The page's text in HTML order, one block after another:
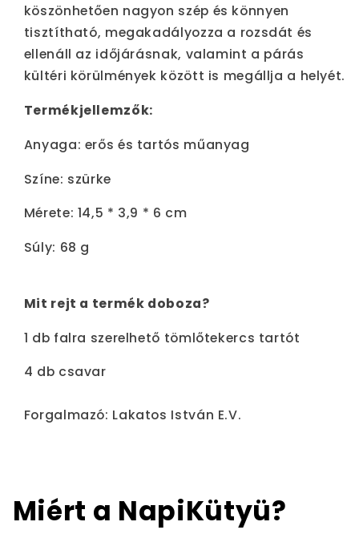
köszönhetően nagyon szép és könnyen
tisztítható, megakadályozza a rozsdát és
ellenáll az időjárásnak, valamint a párás
kültéri körülmények között is megállja a helyét.
Termékjellemzők:
Anyaga: erős és tartós műanyag
Színe: szürke
Mérete: 14,5 * 3,9 * 6 cm
Súly: 68 g
Mit rejt a termék doboza?
1 db falra szerelhető tömlőtekercs tartót
4 db csavar
Forgalmazó: Lakatos István E.V.
Miért a NapiKütyü?